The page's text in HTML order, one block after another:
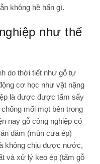
không hề hấn gì.
như thế
do thời tiết như gỗ tự
cơ học như vật nặng
là được được tẩm sấy
mối mọt bên trong
nay gỗ công nghiệp có
dăm (mùn cưa ép)
không chịu được nước,
và xử lý keo ép (tấm gỗ